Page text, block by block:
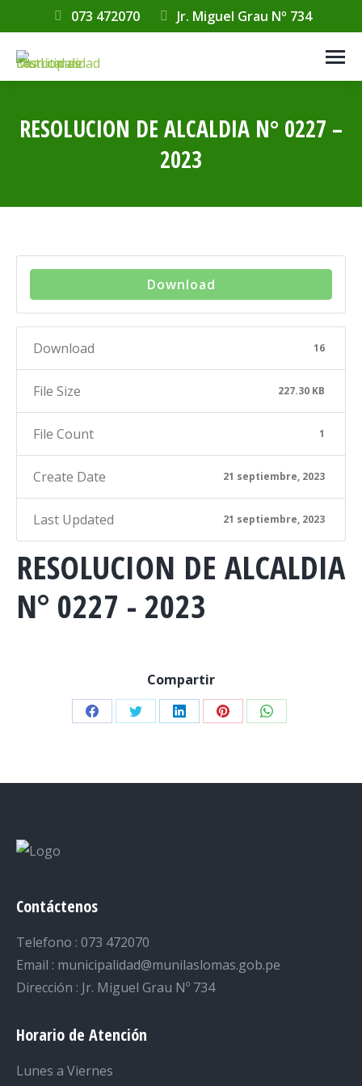
073 472070 Jr. Miguel Grau Nº 734
RESOLUCION DE ALCALDIA N° 0227 –
2023
Download
Download 16
File Size 227.30 KB
File Count 1
Create Date 21 septiembre, 2023
Last Updated 21 septiembre, 2023
RESOLUCION DE ALCALDIA
N° 0227 - 2023
Compartir
Share Share Share Share Share
Contáctenos
Telefono : 073 472070
Email : municipalidad@munilaslomas.gob.pe
Dirección : Jr. Miguel Grau Nº 734
Horario de Atención
Lunes a Viernes